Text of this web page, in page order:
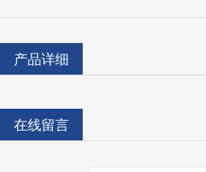
产品详细
在线留言